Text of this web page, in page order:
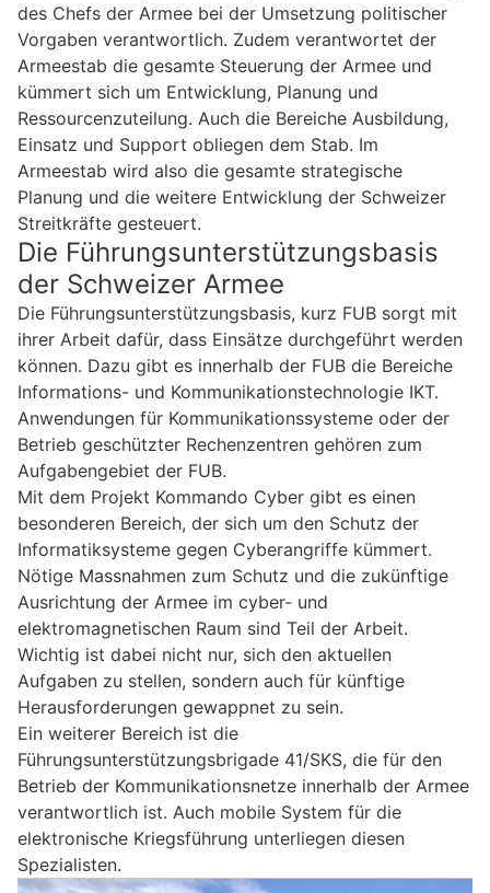
des Chefs der Armee bei der Umsetzung politischer
Vorgaben verantwortlich. Zudem verantwortet der
Armeestab die gesamte Steuerung der Armee und
kümmert sich um Entwicklung, Planung und
Ressourcenzuteilung. Auch die Bereiche Ausbildung,
Einsatz und Support obliegen dem Stab. Im
Armeestab wird also die gesamte strategische
Planung und die weitere Entwicklung der Schweizer
Streitkräfte gesteuert.
Die Führungsunterstützungsbasis
der Schweizer Armee
Die Führungsunterstützungsbasis, kurz FUB sorgt mit
ihrer Arbeit dafür, dass Einsätze durchgeführt werden
können. Dazu gibt es innerhalb der FUB die Bereiche
Informations- und Kommunikationstechnologie IKT.
Anwendungen für Kommunikationssysteme oder der
Betrieb geschützter Rechenzentren gehören zum
Aufgabengebiet der FUB.
Mit dem Projekt Kommando Cyber gibt es einen
besonderen Bereich, der sich um den Schutz der
Informatiksysteme gegen Cyberangriffe kümmert.
Nötige Massnahmen zum Schutz und die zukünftige
Ausrichtung der Armee im cyber- und
elektromagnetischen Raum sind Teil der Arbeit.
Wichtig ist dabei nicht nur, sich den aktuellen
Aufgaben zu stellen, sondern auch für künftige
Herausforderungen gewappnet zu sein.
Ein weiterer Bereich ist die
Führungsunterstützungsbrigade 41/SKS, die für den
Betrieb der Kommunikationsnetze innerhalb der Armee
verantwortlich ist. Auch mobile System für die
elektronische Kriegsführung unterliegen diesen
Spezialisten.